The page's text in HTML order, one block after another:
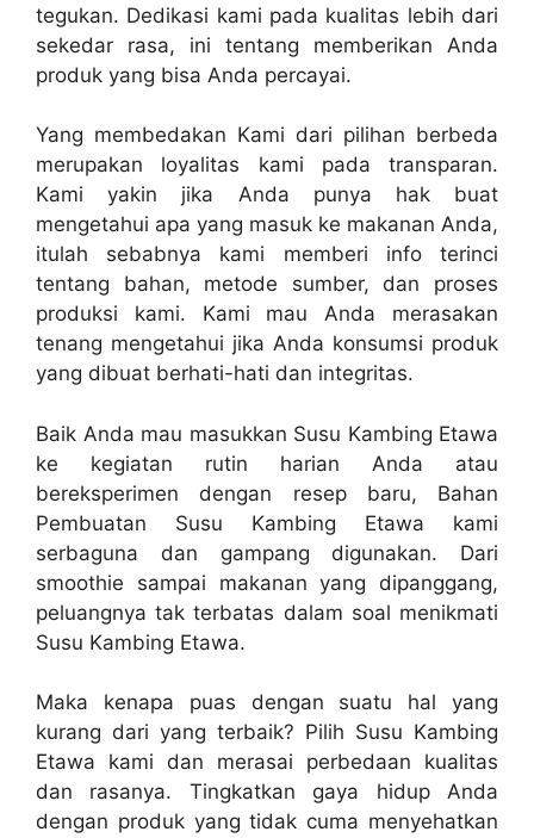
tegukan. Dedikasi kami pada kualitas lebih dari
sekedar rasa, ini tentang memberikan Anda
produk yang bisa Anda percayai.
Yang membedakan Kami dari pilihan berbeda
merupakan loyalitas kami pada transparan.
Kami yakin jika Anda punya hak buat
mengetahui apa yang masuk ke makanan Anda,
itulah sebabnya kami memberi info terinci
tentang bahan, metode sumber, dan proses
produksi kami. Kami mau Anda merasakan
tenang mengetahui jika Anda konsumsi produk
yang dibuat berhati-hati dan integritas.
Baik Anda mau masukkan Susu Kambing Etawa
ke kegiatan rutin harian Anda atau
bereksperimen dengan resep baru, Bahan
Pembuatan Susu Kambing Etawa kami
serbaguna dan gampang digunakan. Dari
smoothie sampai makanan yang dipanggang,
peluangnya tak terbatas dalam soal menikmati
Susu Kambing Etawa.
Maka kenapa puas dengan suatu hal yang
kurang dari yang terbaik? Pilih Susu Kambing
Etawa kami dan merasai perbedaan kualitas
dan rasanya. Tingkatkan gaya hidup Anda
dengan produk yang tidak cuma menyehatkan